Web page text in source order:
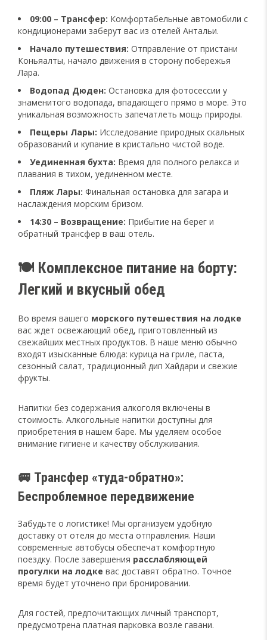
09:00 – Трансфер: Комфортабельные автомобили с
кондиционерами заберут вас из отелей Антальи.
Начало путешествия: Отправление от пристани
Коньяалты, начало движения в сторону побережья
Лара.
Водопад Дюден: Остановка для фотосессии у
знаменитого водопада, впадающего прямо в море. Это
уникальная возможность запечатлеть мощь природы.
Пещеры Лары: Исследование природных скальных
образований и купание в кристально чистой воде.
Уединенная бухта: Время для полного релакса и
плавания в тихом, уединенном месте.
Пляж Лары: Финальная остановка для загара и
наслаждения морским бризом.
14:30 – Возвращение: Прибытие на берег и
обратный трансфер в ваш отель.
🍽️ Комплексное питание на борту:
Легкий и вкусный обед
Во время вашего морского путешествия на лодке
вас ждет освежающий обед, приготовленный из
свежайших местных продуктов. В наше меню обычно
входят изысканные блюда: курица на гриле, паста,
сезонный салат, традиционный дип Хайдари и свежие
фрукты.
Напитки без содержания алкоголя включены в
стоимость. Алкогольные напитки доступны для
приобретения в нашем баре. Мы уделяем особое
внимание гигиене и качеству обслуживания.
🚐 Трансфер «туда-обратно»:
Беспроблемное передвижение
Забудьте о логистике! Мы организуем удобную
доставку от отеля до места отправления. Наши
современные автобусы обеспечат комфортную
поездку. После завершения расслабляющей
прогулки на лодке вас доставят обратно. Точное
время будет уточнено при бронировании.
Для гостей, предпочитающих личный транспорт,
предусмотрена платная парковка возле гавани.